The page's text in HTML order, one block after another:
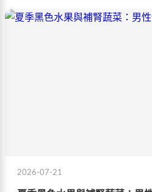
2026-07-21